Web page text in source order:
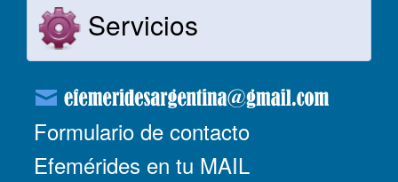
Servicios
Formulario de contacto
Efemérides en tu MAIL